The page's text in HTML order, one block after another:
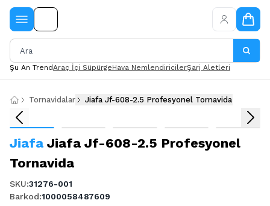
Şu An TrendAraç İçi SüpürgeHava NemlendiricilerŞarj Aletleri
Tornavidalar Jiafa Jf-608-2.5 Profesyonel Tornavida
Jiafa Jiafa Jf-608-2.5 Profesyonel
Tornavida
SKU:31276-001
Barkod:1000058487609